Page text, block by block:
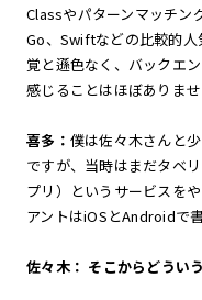
Classやパターンマッチン
Go、Swiftなどの比較的
覚と遜色なく、バックエ
感じることはほぼありま
喜多： 僕は佐々木さんと
ですが、当時はまだタベ
プリ）というサービスを
アントはiOSとAndroidで
佐々木： そこからどうい